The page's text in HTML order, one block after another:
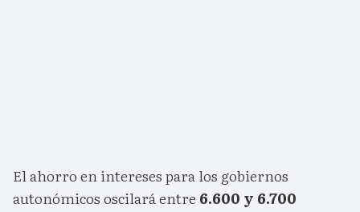
El ahorro en intereses para los gobiernos
autonómicos oscilará entre 6.600 y 6.700